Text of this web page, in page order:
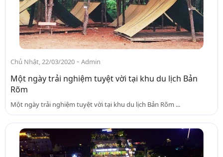
Chủ Nhật, 22/03/2020 - Admin
Một ngày trải nghiệm tuyệt vời tại khu du lịch Bản
Rõm
Một ngày trải nghiệm tuyệt vời tại khu du lịch Bản Rõm ...